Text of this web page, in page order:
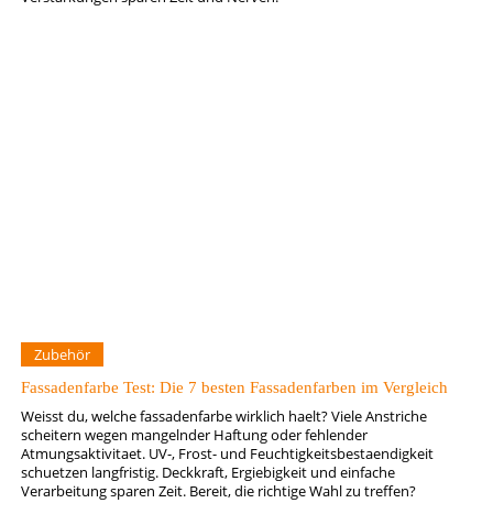
Zubehör
Fassadenfarbe Test: Die 7 besten Fassadenfarben im Vergleich
Weisst du, welche fassadenfarbe wirklich haelt? Viele Anstriche
scheitern wegen mangelnder Haftung oder fehlender
Atmungsaktivitaet. UV-, Frost- und Feuchtigkeitsbestaendigkeit
schuetzen langfristig. Deckkraft, Ergiebigkeit und einfache
Verarbeitung sparen Zeit. Bereit, die richtige Wahl zu treffen?